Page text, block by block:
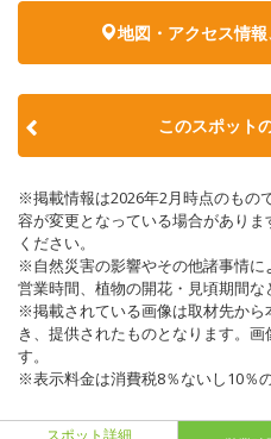
地図・アクセス情
このスポット
※掲載情報は2026年2月時点のもの
容が変更となっている場合があり
ください。
※自然災害の影響やその他諸事情
営業時間、植物の開花・見頃期間な
※掲載されている画像は取材先か
き、提供されたものとなります。
す。
※表示料金は消費税8％ないし10％
スポット詳細